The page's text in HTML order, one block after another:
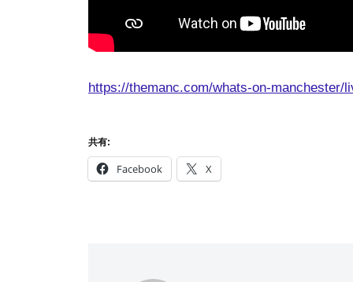
https://themanc.com/whats-on-
共有:
Facebook X